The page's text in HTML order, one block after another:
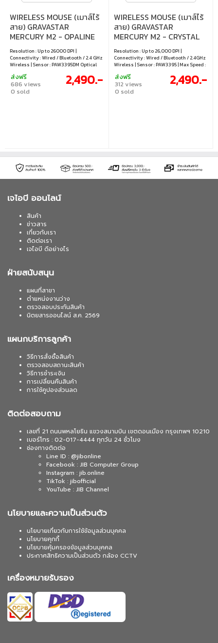
WIRELESS MOUSE (เมาส์ไร้
สาย) GRAVASTAR
MERCURY M2 - OPALINE
WHITE
Resolution : Up to 26000 DPI |
Connectivity : Wired / Bluetooth / 2.4 GHz
Wireless | Sensor : PAW3395DM Optical
: 1000 Hz | Number of Buttons : 5 |
Lighting : RGB | Compatibility : Windows
ส่งฟรี
686 views
0 sold
2,490.-
WIRELESS MOUSE (เมาส์ไร้
สาย) GRAVASTAR
MERCURY M2 - CRYSTAL
ROSE
Resolution : Up to 26,000 DPI |
Connectivity : Wired / Bluetooth / 2.4GHz
Wireless | Sensor : PAW3395 | Max Speed :
Acceleration : 50G | Number of Buttons : 5
Buttons | Lighting : RGB
ส่งฟรี
312 views
0 sold
2,490.-
เจไอบี ออนไลน์
สินค้า
ข่าวสาร
เกี่ยวกับเรา
ติดต่อเรา
เจไอบี ดีอย่างไร
ฝ่ายสนับสนุน
แผนที่สาขา
ตำแหน่งงานว่าง
ตรวจสอบประกันสินค้า
นิตยสารออนไลน์ ส.ค. 2569
แผนกบริการลูกค้า
วิธีการสั่งซื้อสินค้า
ตรวจสอบสถานะสินค้า
วิธีการชำระเงิน
การเปลี่ยนคืนสินค้า
การใช้คูปองส่วนลด
ติดต่อสอบถาม
เลขที่ 21 ถนนพหลโยธิน แขวงสนามบิน เขตดอนเมือง กรุงเทพฯ 10210
เบอร์โทร : 02-017-4444 ทุกวัน 24 ชั่วโมง
ช่องทางติดต่อ
Line ID : @jibonline
Facebook : JIB Computer Group
Instagram : jib.online
TikTok : jibofficial
YouTube : JIB Channel
นโยบายและความเป็นส่วนตัว
นโยบายเกี่ยวกับการใช้ข้อมูลส่วนบุคคล
นโยบายคุกกี้
นโยบายคุ้มครองข้อมูลส่วนบุคคล
ประกาศสิทธิความเป็นส่วนตัว กล้อง CCTV
เครื่องหมายรับรอง